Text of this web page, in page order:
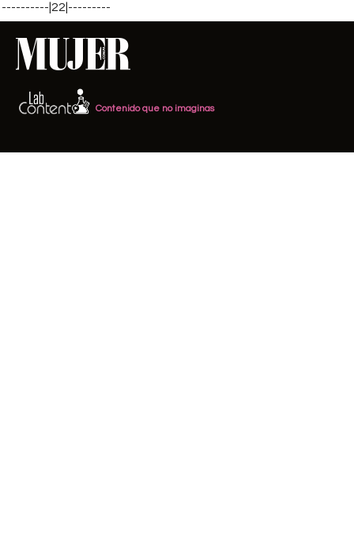
----------|22|---------
Contenido que no imaginas